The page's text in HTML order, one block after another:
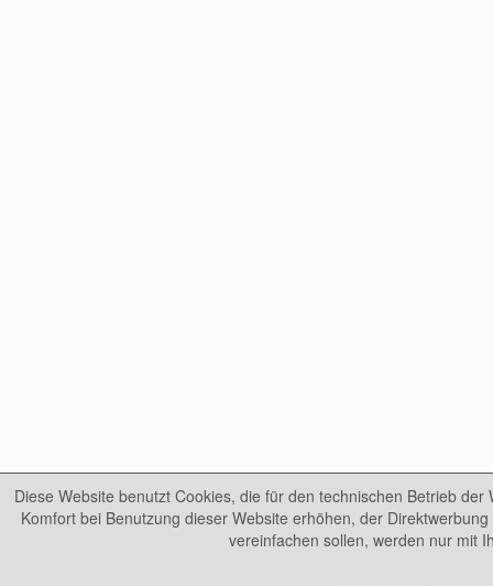
Diese Website benutzt Cookies, die für den technischen Betrieb
Komfort bei Benutzung dieser Website erhöhen, der
vereinfachen sollen, werden nur mit